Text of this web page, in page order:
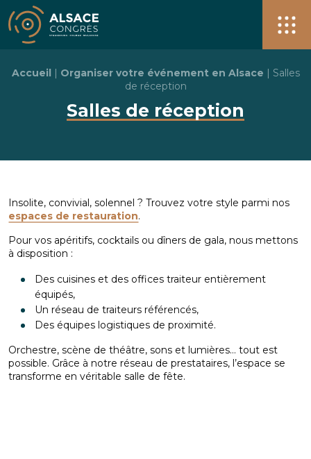
Alsace Congrès + de 40 salles pour vos événements à
Accueil| Organiser votre événement en Alsace | Salles
de réception
Salles de réception
Insolite, convivial, solennel ? Trouvez votre style parmi nos
espaces de restauration.
Pour vos apéritifs, cocktails ou dîners de gala, nous mettons
à disposition :
Des cuisines et des offices traiteur entièrement
équipés,
Un réseau de traiteurs référencés,
Des équipes logistiques de proximité.
Orchestre, scène de théâtre, sons et lumières… tout est
possible. Grâce à notre réseau de prestataires, l’espace se
transforme en véritable salle de fête.